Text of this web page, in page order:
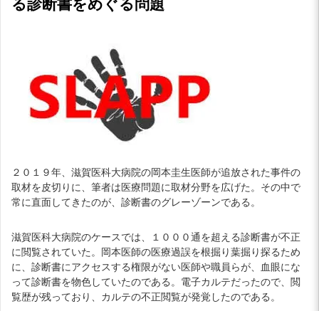
る診断書をめぐる問題
２０１９年、滋賀医科大病院の岡本圭生医師が追放された事件の
取材を皮切りに、筆者は医療問題に取材分野を広げた。その中で
常に直面してきたのが、診断書のグレーゾーンである。
滋賀医科大病院のケースでは、１０００通を超える診断書が不正
に閲覧されていた。岡本医師の医療過誤を根掘り葉掘り探るため
に、診断書にアクセスする権限がない医師や職員らが、血眼にな
って診断書を物色していたのである。電子カルテだったので、閲
覧歴が残っており、カルテの不正閲覧が発覚したのである。